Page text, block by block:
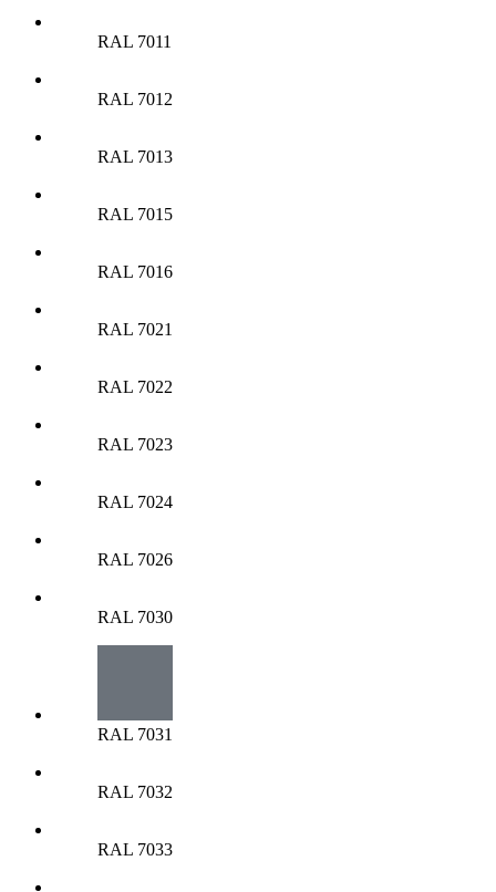
RAL 7011
RAL 7012
RAL 7013
RAL 7015
RAL 7016
RAL 7021
RAL 7022
RAL 7023
RAL 7024
RAL 7026
RAL 7030
RAL 7031
RAL 7032
RAL 7033